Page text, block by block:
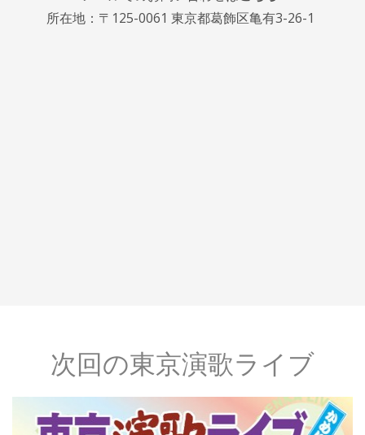
所在地：〒125-0061 東京都葛飾区亀有3-26-1
次回の東京演歌ライブ